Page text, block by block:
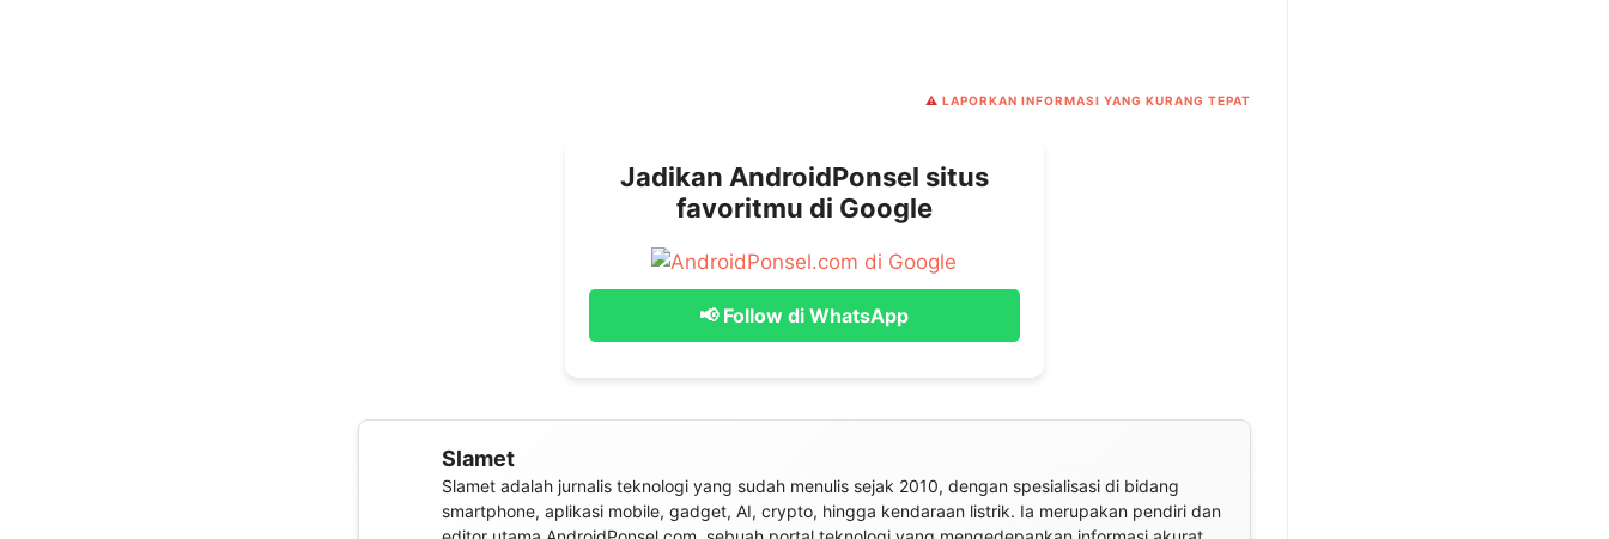
⚠️ LAPORKAN INFORMASI YANG KURANG TEPAT
Jadikan AndroidPonsel situs
favoritmu di Google
📢 Follow di WhatsApp
Slamet
Slamet adalah jurnalis teknologi yang sudah menulis sejak 2010, dengan spesialisasi di bidang
smartphone, aplikasi mobile, gadget, AI, crypto, hingga kendaraan listrik. Ia merupakan pendiri dan